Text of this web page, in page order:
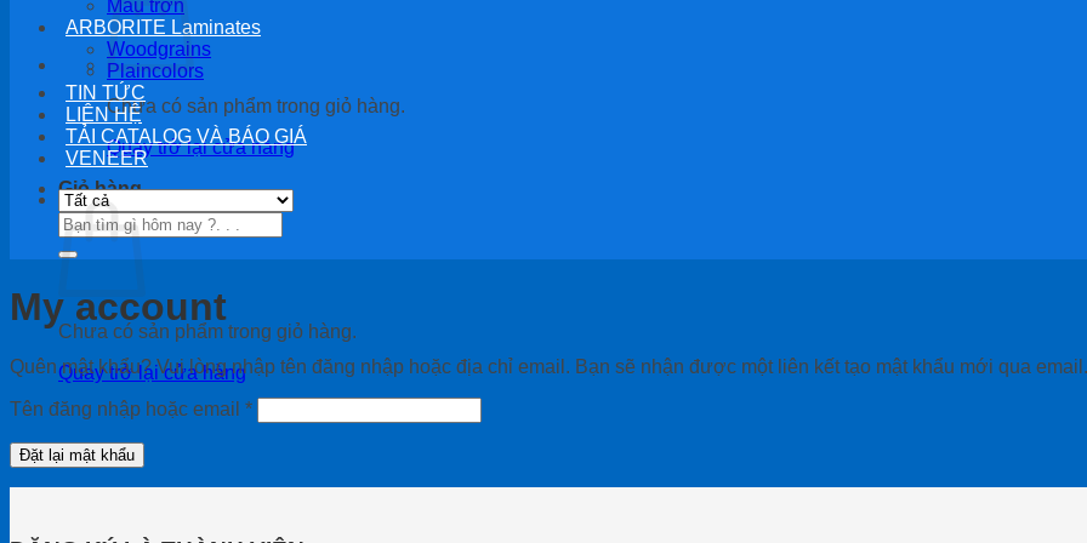
Chưa có sản phẩm trong giỏ hàng.
Quay trở lại cửa hàng
Giỏ hàng
Chưa có sản phẩm trong giỏ hàng.
Quay trở lại cửa hàng
Màu trơn
ARBORITE Laminates
Woodgrains
Plaincolors
TIN TỨC
LIÊN HỆ
TẢI CATALOG VÀ BÁO GIÁ
VENEER
Tìm
kiếm:
My account
Quên mật khẩu? Vui lòng nhập tên đăng nhập hoặc địa chỉ email. Bạn sẽ nhận được một liên kết tạo mật khẩu mới qua email.
Tên đăng nhập hoặc email *Bắt
buộc
Đặt lại mật khẩu